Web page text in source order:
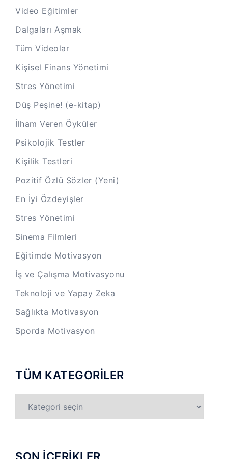
Video Eğitimler
Dalgaları Aşmak
Tüm Videolar
Kişisel Finans Yönetimi
Stres Yönetimi
Düş Peşine! (e-kitap)
İlham Veren Öyküler
Psikolojik Testler
Kişilik Testleri
Pozitif Özlü Sözler (Yeni)
En İyi Özdeyişler
Stres Yönetimi
Sinema Filmleri
Eğitimde Motivasyon
İş ve Çalışma Motivasyonu
Teknoloji ve Yapay Zeka
Sağlıkta Motivasyon
Sporda Motivasyon
TÜM KATEGORİLER
KATEGORİLER
SON İÇERİKLER